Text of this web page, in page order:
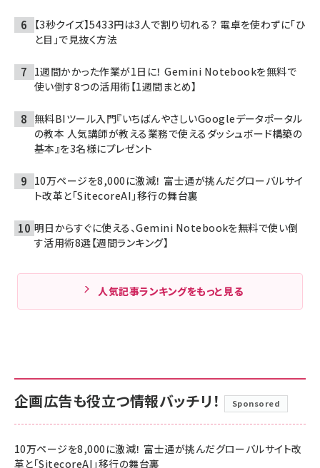
【3秒クイズ】5433円は3人で割り切れる？ 電卓を使わずに「ひ
と目」で見抜く方法
1週間かかった作業が1日に！ Gemini Notebookを無料で
使い倒す8つの活用術【1週間まとめ】
無料BIツール入門『いちばんやさしいGoogleデータポータル
の教本 人気講師が教える業務で使えるダッシュボード構築の
基本』を3名様にプレゼント
10万ページを8,000に激減！ 富士通が挑んだグローバルサイ
ト改革と「SitecoreAI」移行の舞台裏
明日からすぐに使える、Gemini Notebookを無料で使い倒
す活用術8選【週間ランキング】
人気記事ランキングをもっと見る
企画広告も役立つ情報バッチリ！ Sponsored
10万ページを8,000に激減！ 富士通が挑んだグローバルサイト改
革と「SitecoreAI」移行の舞台裏